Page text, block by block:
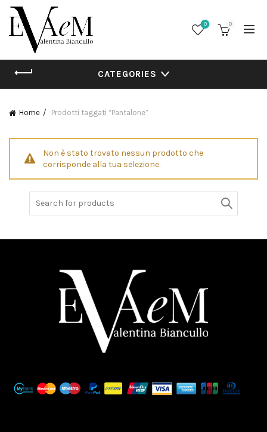
0 0
CATEGORIES
Home Prodotti taggati “Pantalone”
Non è stato trovato nessun prodotto che
corrisponde alla tua selezione.